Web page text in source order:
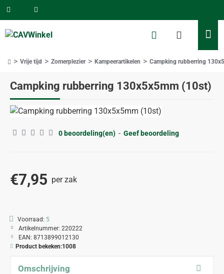
Campking rubberring 130x5x5mm (10st)
Vrije tijd Zomerplezier Kampeerartikelen Campking rubberring
0 beoordeling(en) - Geef beoordeling
€7,95 per zak
Voorraad: 5
Artikelnummer: 220222
EAN: 8713899012130
Product bekeken:1008
Omschrijving